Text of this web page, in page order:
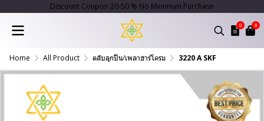
Discount Coupon 20-50 % No Minimum Purchase
0 0
Home All Product ตลับลูกปืน/เพลาฮาร์โครม 3220 A SKF